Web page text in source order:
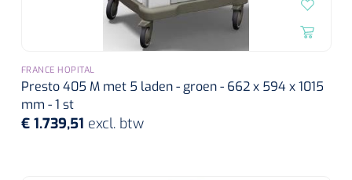
FRANCE HOPITAL
Presto 405 M met 5 laden - groen - 662 x 594 x 1015
mm - 1 st
€ 1.739,51 excl. btw